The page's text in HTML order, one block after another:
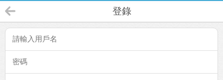
登錄